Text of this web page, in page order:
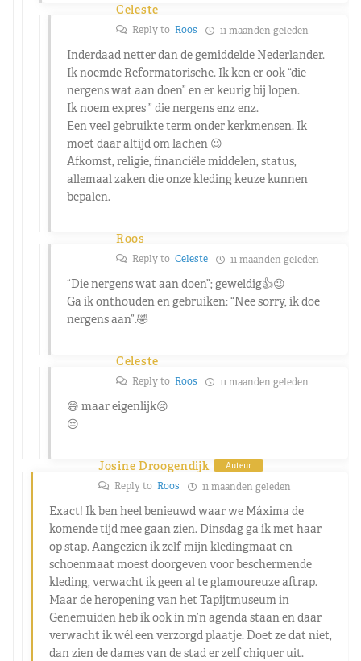
Celeste
Reply to Roos 11 maanden geleden
Inderdaad netter dan de gemiddelde Nederlander.
Ik noemde Reformatorische. Ik ken er ook “die
nergens wat aan doen” en er keurig bij lopen.
Ik noem expres ” die nergens enz enz.
Een veel gebruikte term onder kerkmensen. Ik
moet daar altijd om lachen 😉
Afkomst, religie, financiële middelen, status,
allemaal zaken die onze kleding keuze kunnen
bepalen.
Roos
Reply to Celeste 11 maanden geleden
“Die nergens wat aan doen”; geweldig👍😉
Ga ik onthouden en gebruiken: “Nee sorry, ik doe
nergens aan”.🤣
Celeste
Reply to Roos 11 maanden geleden
😅 maar eigenlijk😢
😔
Josine Droogendijk Auteur
Reply to Roos 11 maanden geleden
Exact! Ik ben heel benieuwd waar we Máxima de
komende tijd mee gaan zien. Dinsdag ga ik met haar
op stap. Aangezien ik zelf mijn kledingmaat en
schoenmaat moest doorgeven voor beschermende
kleding, verwacht ik geen al te glamoureuze aftrap.
Maar de heropening van het Tapijtmuseum in
Genemuiden heb ik ook in m’n agenda staan en daar
verwacht ik wél een verzorgd plaatje. Doet ze dat niet,
dan zien de dames van de stad er zelf chiquer uit.